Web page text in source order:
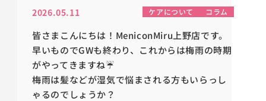
2026.05.11 ケアについて コラム
皆さまこんにちは！MeniconMiru上野店です。
早いものでGWも終わり、これからは梅雨の時期
がやってきますね☔
梅雨は髪などが湿気で悩まされる方もいらっし
ゃるのでしょうか？